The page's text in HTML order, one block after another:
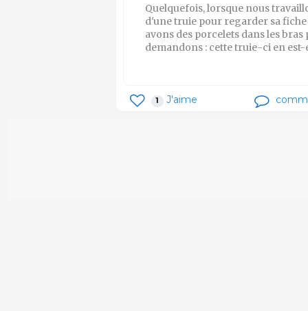
Quelquefois, lorsque nous
d'une truie pour regarder sa
avons des porcelets dans les
demandons : cette truie-ci en est-
1 J'aime